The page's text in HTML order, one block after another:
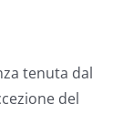
tenuta dal
del